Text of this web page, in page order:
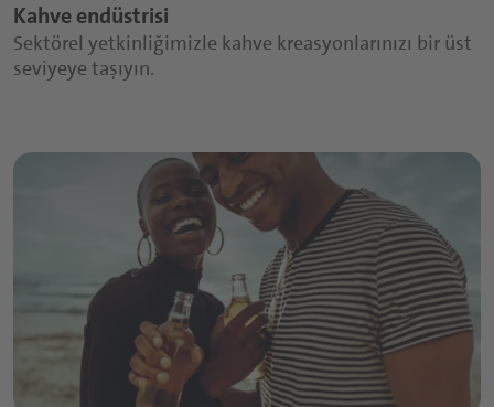
Kahve endüstrisi
Sektörel yetkinliğimizle kahve kreasyonlarınızı bir üst
seviyeye taşıyın.